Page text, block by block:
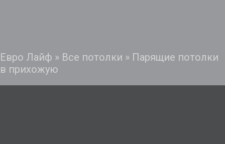
Евро Лайф » Все потолки » Парящие потолки
в прихожую